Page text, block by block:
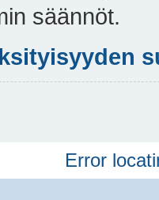
säännöt.
Error